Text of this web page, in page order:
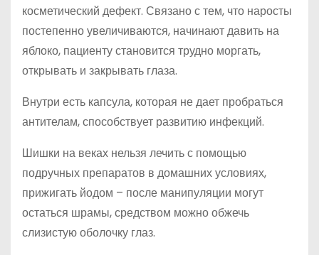
косметический дефект. Связано с тем, что наросты
постепенно увеличиваются, начинают давить на
яблоко, пациенту становится трудно моргать,
открывать и закрывать глаза.
Внутри есть капсула, которая не дает пробраться
антителам, способствует развитию инфекций.
Шишки на веках нельзя лечить с помощью
подручных препаратов в домашних условиях,
прижигать йодом – после манипуляции могут
остаться шрамы, средством можно обжечь
слизистую оболочку глаз.